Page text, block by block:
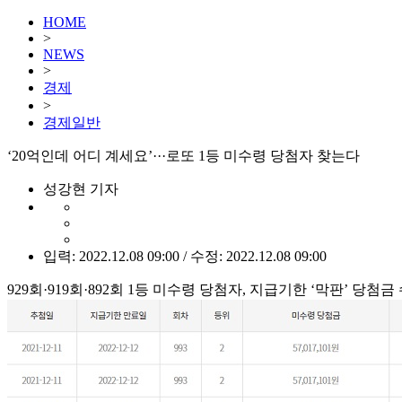
HOME
>
NEWS
>
경제
>
경제일반
‘20억인데 어디 계세요’···로또 1등 미수령 당첨자 찾는다
성강현 기자
입력: 2022.12.08 09:00 / 수정: 2022.12.08 09:00
929회·919회·892회 1등 미수령 당첨자, 지급기한 ‘막판’ 당첨금